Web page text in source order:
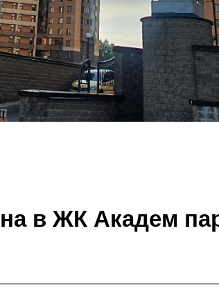
в ЖК Академ